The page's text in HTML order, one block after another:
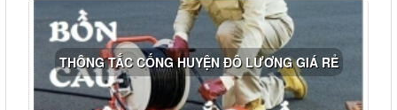
THÔNG TẮC CỐNG HUYỆN ĐÔ LƯƠNG GIÁ RẺ